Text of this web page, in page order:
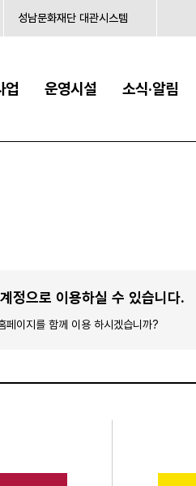
성남문화재단 대관시스템
업 운영시설 소식·알림
정으로 이용하실 수 있습니다.
페이지를 함께 이용 하시겠습니까?